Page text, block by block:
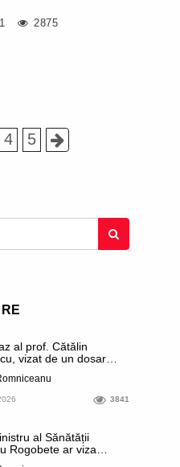
2875
4 5
al prof. Cătălin
vizat de un dosar
Miroase a execuție
Cea mai imundă parte a
inclusiv documente
date ultra-personale
inclusiv
și tratamente
3841
al Sănătății
Rogobete ar viza